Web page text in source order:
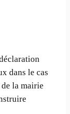
dans le cas
la mairie